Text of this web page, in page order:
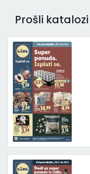
Prošli katalozi